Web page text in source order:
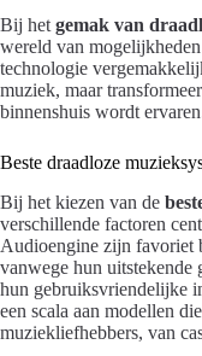
Bij het gemak van
wereld van
technologie
muziek, maar
binnenshuis wordt
Beste draadloze
Bij het kiezen van de
verschillende factoren
Audioengine zijn favoriet
vanwege hun
hun gebruiksvriendelijke
een scala aan modellen
muziekliefhebbers, van